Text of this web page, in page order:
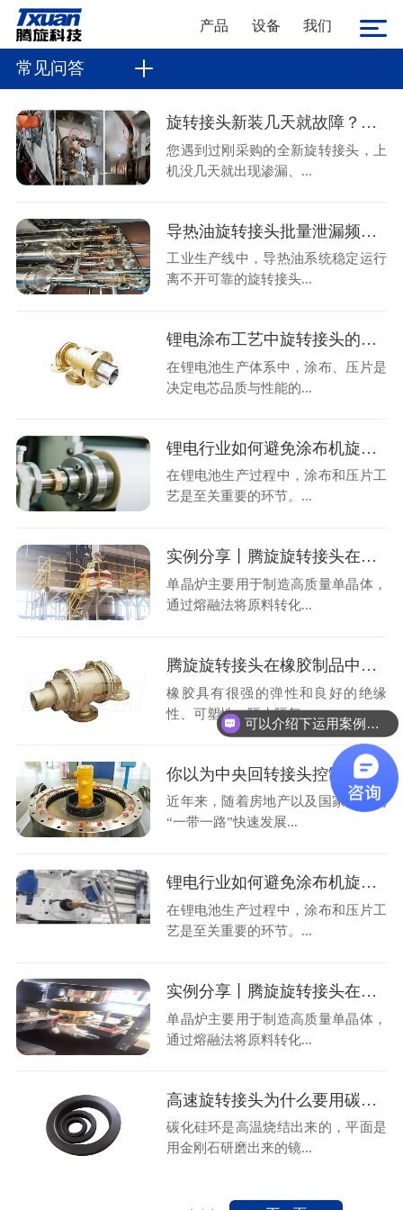
产品 设备 我们
常见问答
旋转接头新装几天就故障？金属软管不规范安装是主因
您遇到过刚采购的全新旋转接头，上
机没几天就出现渗漏、...
导热油旋转接头批量泄漏频发？腾旋售后现场拆解揭秘两大核心诱因
工业生产线中，导热油系统稳定运行
离不开可靠的旋转接头...
锂电涂布工艺中旋转接头的选型与运维避损方案
在锂电池生产体系中，涂布、压片是
决定电芯品质与性能的...
锂电行业如何避免涂布机旋转接头引发的不必要损失？
在锂电池生产过程中，涂布和压片工
艺是至关重要的环节。...
实例分享丨腾旋旋转接头在单晶炉上的应用！
单晶炉主要用于制造高质量单晶体，
通过熔融法将原料转化...
腾旋旋转接头在橡胶制品中使用的优势
橡胶具有很强的弹性和良好的绝缘
性、可塑性、隔水隔气、...
你以为中央回转接头控制回转吗？腾旋为您揭晓答案！
近年来，随着房地产以及国家推动的
“一带一路”快速发展...
锂电行业如何避免涂布机旋转接头引发的不必要损失?
在锂电池生产过程中，涂布和压片工
艺是至关重要的环节。...
实例分享丨腾旋旋转接头在单晶炉上的应用！
单晶炉主要用于制造高质量单晶体，
通过熔融法将原料转化...
高速旋转接头为什么要用碳化硅密封
碳化硅环是高温烧结出来的，平面是
用金刚石研磨出来的镜...
可以介绍下运用案例么？